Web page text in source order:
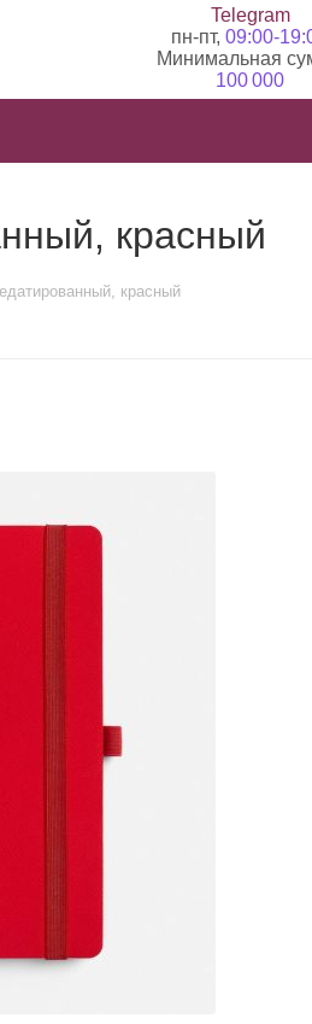
Telegram
пн-пт, 09:00-
Минимальная
100 000
красный
красный